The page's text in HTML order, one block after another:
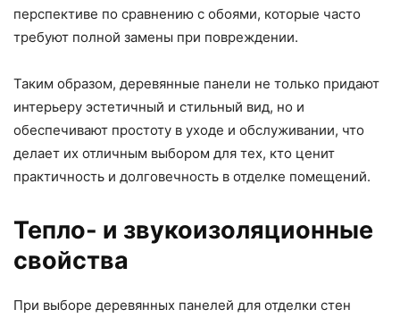
перспективе по сравнению с обоями, которые часто
требуют полной замены при повреждении.
Таким образом, деревянные панели не только придают
интерьеру эстетичный и стильный вид, но и
обеспечивают простоту в уходе и обслуживании, что
делает их отличным выбором для тех, кто ценит
практичность и долговечность в отделке помещений.
Тепло- и звукоизоляционные
свойства
При выборе деревянных панелей для отделки стен